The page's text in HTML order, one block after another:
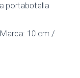
portabotella
10 cm /